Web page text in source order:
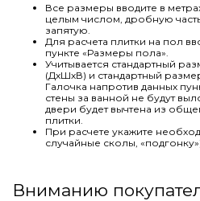
Все размеры вводите в
целым числом, дробную
запятую.
Для расчета плитки на пол
пункте «Размеры пола».
Учитывается стандартный
(ДхШхВ) и стандартный
Галочка напротив данных
стены за ванной не будут
двери будет вычтена из
плитки.
При расчете укажите
случайные сколы,
Вниманию